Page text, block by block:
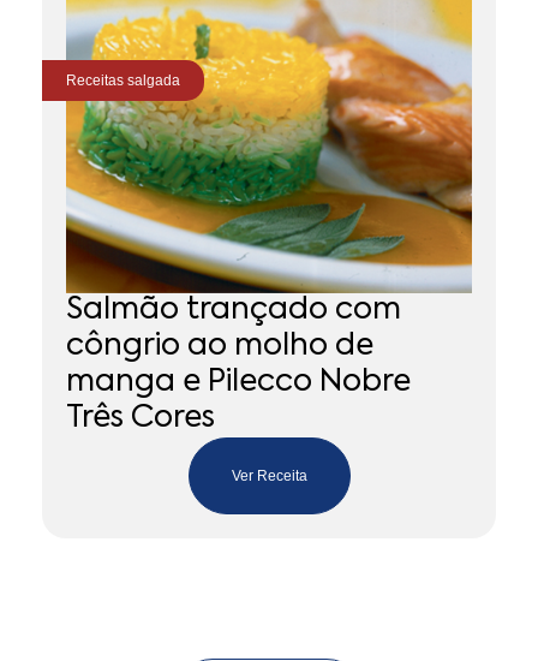
Receitas salgada
Salmão trançado com
côngrio ao molho de
manga e Pilecco Nobre
Três Cores
Ver Receita